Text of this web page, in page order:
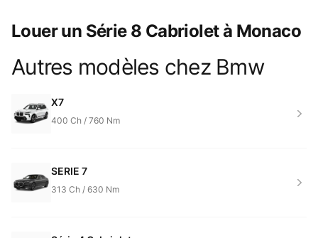
Louer un Série 8 Cabriolet à Monaco
Product information
Autres modèles chez Bmw
X7
400 Ch / 760 Nm
SERIE 7
313 Ch / 630 Nm